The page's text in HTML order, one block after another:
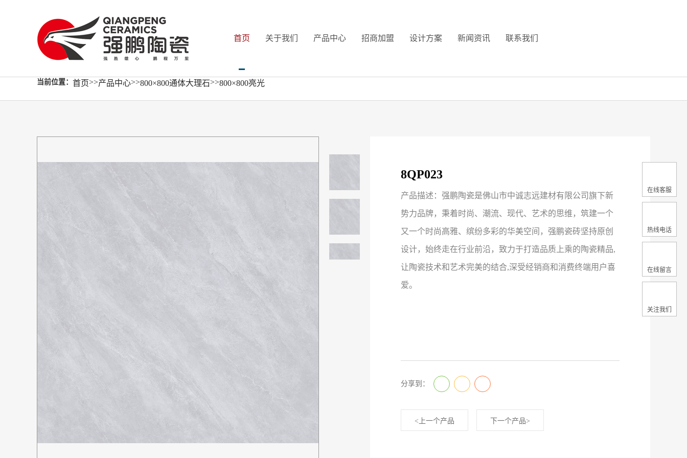
首页 关于我们 产品中心 招商加盟 设计方案 新闻资讯 联系我们
当前位置： 首页>>产品中心>>800×800通体大理石>>800×800亮光
8QP023
产品描述：强鹏陶瓷是佛山市中诚志远建材有限公司旗下新
势力品牌，秉着时尚、潮流、现代、艺术的思维，筑建一个
又一个时尚高雅、缤纷多彩的华美空间，强鹏瓷砖坚持原创
设计，始终走在行业前沿，致力于打造品质上乘的陶瓷精品,
让陶瓷技术和艺术完美的结合,深受经销商和消费终端用户喜
爱。
分享到：
<上一个产品 下一个产品>
在线客服
热线电话
在线留言
关注我们